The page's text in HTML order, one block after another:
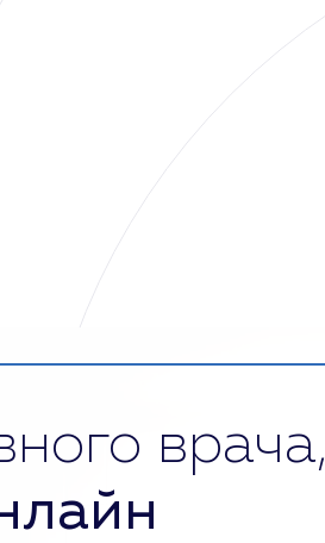
врача,